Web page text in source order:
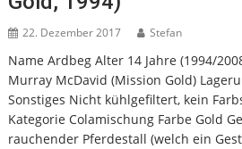
22. Dezember 2017 Stefan
Name Ardbeg Alter 14 Jahre (1994/
Murray McDavid (Mission Gold)
Sonstiges Nicht kühlgefiltert, kein
Kategorie Colamischung Farbe Gold
rauchender Pferdestall (welch ein